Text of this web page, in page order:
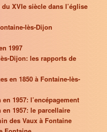
XVIe siècle dans l’église
lès-Dijon
1997
Dijon: les rapports de
en 1850 à Fontaine-lès-
1957: l’encépagement
1957: le parcellaire
des Vaux à Fontaine